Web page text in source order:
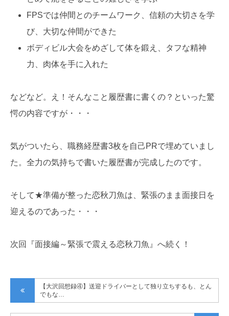
FPSでは仲間とのチームワーク、信頼の大切さを学
び、大切な仲間ができた
ボディビル大会をめざして体を鍛え、タフな精神
力、肉体を手に入れた
などなど。え！そんなこと履歴書に書くの？といった驚
愕の内容ですが・・・
気がついたら、職務経歴書3枚を自己PRで埋めていまし
た。全力の気持ちで書いた履歴書が完成したのです。
そして★準備が整った恋秋刀魚は、緊張のまま面接日を
迎えるのであった・・・
次回『面接編～緊張で震える恋秋刀魚』へ続く！
【大沢回想録④】送迎ドライバーとして独り立ちするも、とん
でもな…